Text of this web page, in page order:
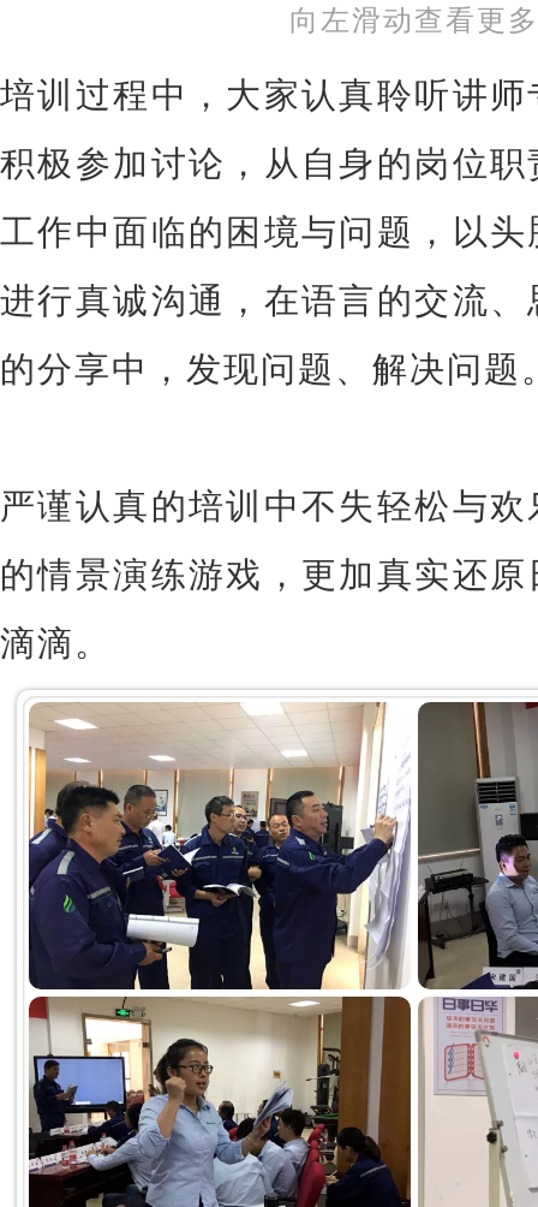
向左滑动查看更多
培训过程中，大家认真聆听讲
积极参加讨论，从自身的岗位
工作中面临的困境与问题，以
进行真诚沟通，在语言的交流
的分享中，发现问题、解决问题
严谨认真的培训中不失轻松与
的情景演练游戏，更加真实还
滴滴。